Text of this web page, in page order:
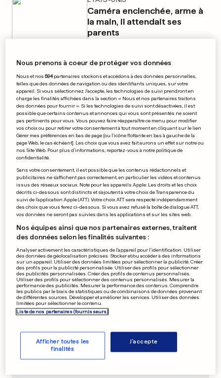
Caméra enclenchée, arme à
la main, il attendait ses
parents
GÉORGIE
La présidente met son veto à
la loi sur «l’influence
étrangère»
66 3
Cassie faisait bonne figure
deux jours après son
agression par P.Diddy
4 85 62
FRANCE
Grosse peur pour les
passagers d'un bus coincé
sur les rails
21 0
PUBLICITÉ
Nous prenons à coeur de protéger vos données
Nous et nos594partenaires stockons et accédons à des données personnelles,
telles que des données de navigation ou des identifiants uniques, sur votre
appareil. Si vous sélectionnez J'accepte, les technologies de suivi prendront en
charge les finalités affichées dans la section « Nous et nos partenaires traitons
des données pour fournir ». Si les technologies de suivi sont désactivées, il est
possible que certains contenus et annonces qui vous sont présentés ne soient
pas pertinents pour vous. Vous pouvez faire réapparaître ce menu pour modifier
vos choix ou pour retirer votre consentement à tout moment en cliquant sur le lien
Gérer mes préférences en bas de page [ou l'icône flottante en bas à gauche de la
page Web, le cas échéant]. Les choix que vous avez fait aurons un effet sur notre ou
nos Site Web. Pour plus d’informations, reportez-vous à notre politique de
confidentialité.
Sans votre consentement, il est possible que les contenus rédactionnels et
publicitaires ne s'affichent pas correctement, en particulier les vidéos et contenus
issus des réseaux sociaux. Note pour les appareils Apple: Les droits et les choix
décrits ci-dessous sont distincts et s'ajoutent à votre choix de Transparence du
suivi de l'application Apple (ATT). Votre choix ATT sera respecté indépendamment
des choix que vous ferez ci-dessous. Si vous avez refusé la boîte de dialogue ATT,
vos données ne seront pas suivies dans les applications et sur les sites web.
Nos équipes ainsi que nos partenaires externes, traitent
des données selon les finalités suivantes :
Analyser activement les caractéristiques de l’appareil pour l’identification. Utiliser
des données de géolocalisation précises. Stocker et/ou accéder à des informations
sur un appareil. Utiliser des données limitées pour sélectionner la publicité. Créer
des profils pour la publicité personnalisée. Utiliser des profils pour sélectionner
des publicités personnalisées. Créer des profils de contenus personnalisés.
Utiliser des profils pour sélectionner des contenus personnalisés. Mesurer la
performance des publicités. Mesurer la performance des contenus. Comprendre
les publics par le biais de statistiques ou de combinaisons de données provenant
de différentes sources. Développer et améliorer les services. Utiliser des données
limitées pour sélectionner le contenu.
Liste de nos partenaires (fournisseurs)
Afficher toutes les
finalités
J'accepte